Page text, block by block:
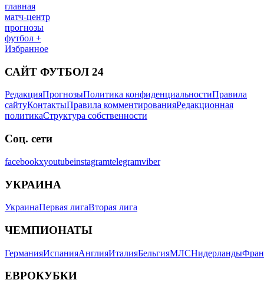
главная
матч-центр
прогнозы
футбол +
Избранное
САЙТ ФУТБОЛ 24
РедакцияПрогнозыПолитика конфиденциальностиПравила
сайтуКонтактыПравила комментированияРедакционная
политикаСтруктура собственности
Соц. сети
facebookxyoutubeinstagramtelegramviber
УКРАИНА
УкраинаПервая лигаВторая лига
ЧЕМПИОНАТЫ
ГерманияИспанияАнглияИталияБельгияМЛСНидерланды
ЕВРОКУБКИ